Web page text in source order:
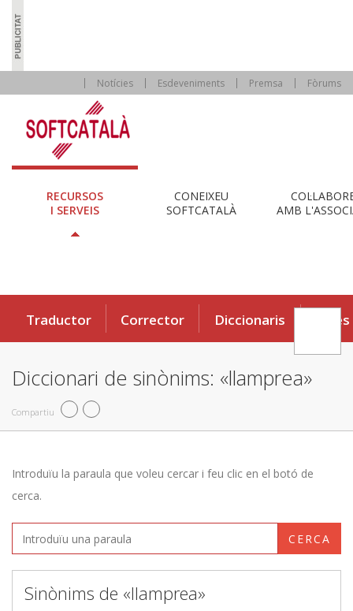
Notícies Esdeveniments Premsa Fòrums
RECURSOS
I SERVEIS
CONEIXEU
SOFTCATALÀ
AMB
Traductor Corrector Diccionaris Eines
Diccionari de sinònims: «llamprea»
Compartiu
Introduïu la paraula que voleu cercar i feu clic en el botó de
cerca.
CERCA
Sinònims de «llamprea»